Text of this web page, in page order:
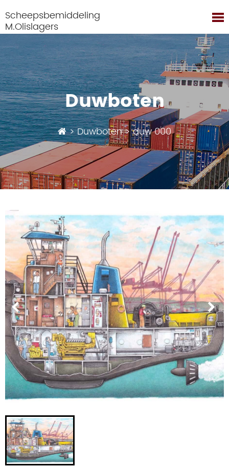
Scheepsbemiddeling
M.Olislagers
Duwboten
>Duwboten>duw 000